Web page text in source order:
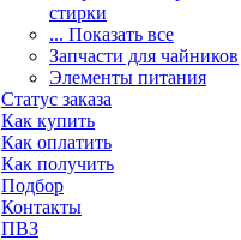
стирки
... Показать все
Запчасти для чайников
Элементы питания
Статус заказа
Как купить
Как оплатить
Как получить
Подбор
Контакты
ПВЗ